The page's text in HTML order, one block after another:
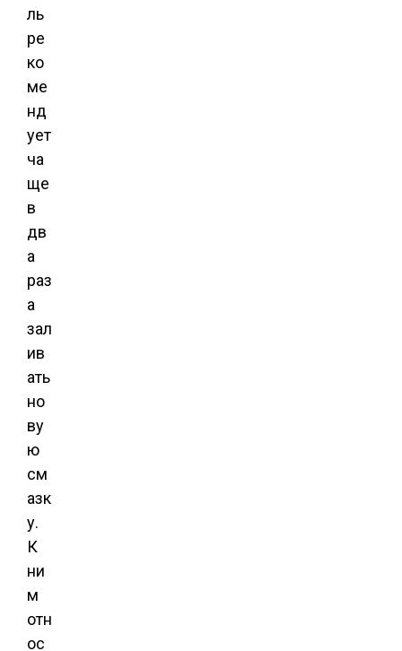
ль
ре
ко
ме
нд
ует
ча
ще
в
дв
а
раз
а
зал
ив
ать
но
ву
ю
см
азк
у.
К
ни
м
отн
ос